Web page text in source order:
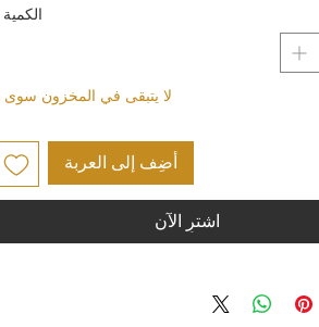
الكمية
لا يتبقى في المخزون سوى 1
أضِف إلى العربة
اشترِ الآن